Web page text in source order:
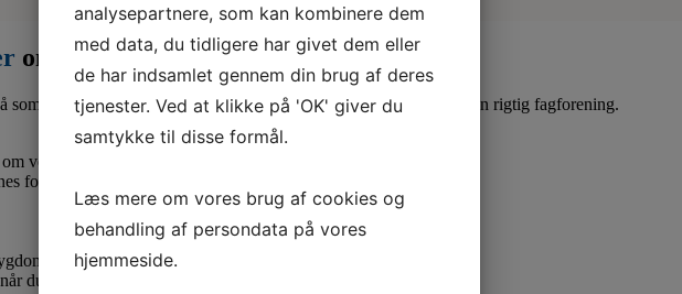
om måneden
som lærling eller elev. Derfor er det en god idé at være medlem af en rigtig fagforening.
vedr. dine løn- og arbejdsforhold.
forhold.
du skal have dit første job som uddannet veterinærsygeplejerske.
analysepartnere, som kan kombinere dem
med data, du tidligere har givet dem eller
de har indsamlet gennem din brug af deres
tjenester. Ved at klikke på 'OK' giver du
samtykke til disse formål.
Læs mere om vores brug af cookies og
behandling af persondata på vores
hjemmeside.